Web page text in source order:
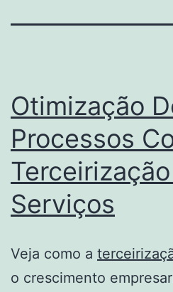
Otimização
Processos
Serviços
Veja como a
o crescimento